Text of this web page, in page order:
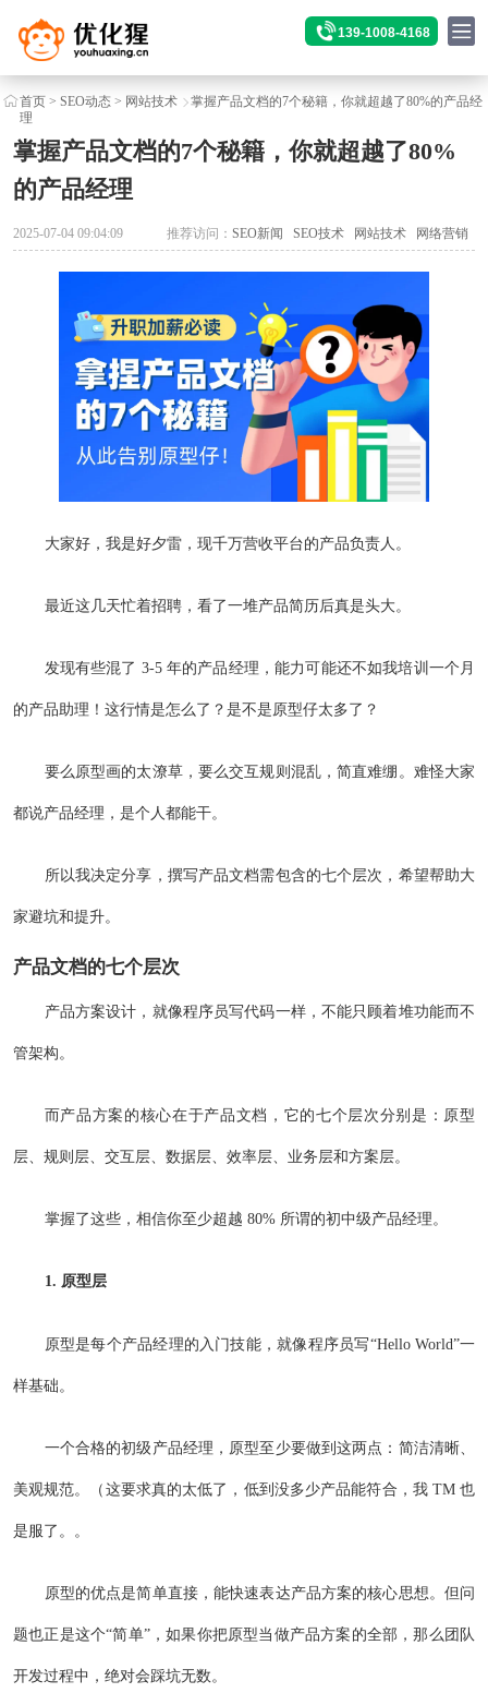
139-1008-4168
首页> SEO动态> 网站技术
掌握产品文档的7个秘籍，你就超越了80%的产品经
理
掌握产品文档的7个秘籍，你就超越了80%
的产品经理
2025-07-04 09:04:09 推荐访问：SEO新闻 SEO技术 网站技术 网络营销
大家好，我是好夕雷，现千万营收平台的产品负责人。
最近这几天忙着招聘，看了一堆产品简历后真是头大。
发现有些混了 3-5 年的产品经理，能力可能还不如我培训一个月
的产品助理！这行情是怎么了？是不是原型仔太多了？
要么原型画的太潦草，要么交互规则混乱，简直难绷。难怪大家
都说产品经理，是个人都能干。
所以我决定分享，撰写产品文档需包含的七个层次，希望帮助大
家避坑和提升。
产品文档的七个层次
产品方案设计，就像程序员写代码一样，不能只顾着堆功能而不
管架构。
而产品方案的核心在于产品文档，它的七个层次分别是：原型
层、规则层、交互层、数据层、效率层、业务层和方案层。
掌握了这些，相信你至少超越 80% 所谓的初中级产品经理。
1. 原型层
原型是每个产品经理的入门技能，就像程序员写“Hello World”一
样基础。
一个合格的初级产品经理，原型至少要做到这两点：简洁清晰、
美观规范。（这要求真的太低了，低到没多少产品能符合，我 TM 也
是服了。。
原型的优点是简单直接，能快速表达产品方案的核心思想。但问
题也正是这个“简单”，如果你把原型当做产品方案的全部，那么团队
开发过程中，绝对会踩坑无数。